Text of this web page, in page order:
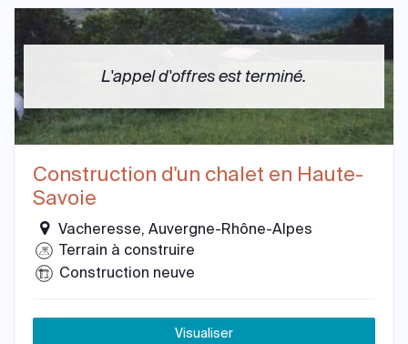
L'appel d'offres est terminé.
Construction d'un chalet en Haute-
Savoie
Vacheresse, Auvergne-Rhône-Alpes
Terrain à construire
Construction neuve
Visualiser